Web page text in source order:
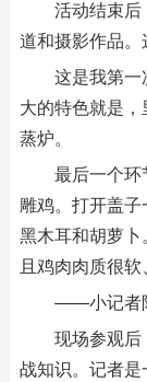
活动结束后
道和摄影作品。
这是我第一
大的特色就是
蒸炉。
最后一个环
雕鸡。打开盖
黑木耳和胡萝
且鸡肉肉质很
——小记者
现场参观后
战知识。记者是